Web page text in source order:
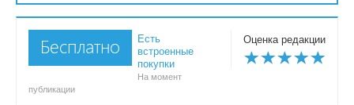
Бесплатно
Есть
встроенные
покупки
На момент
публикации
Оценка редакции